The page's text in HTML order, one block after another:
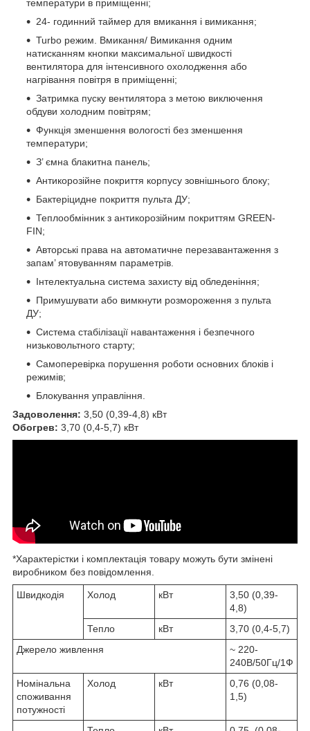
температури в приміщенні;
24- годинний таймер для вмикання і вимикання;
Turbo режим. Вмикання/ Вимикання одним
натисканням кнопки максимальної швидкості
вентилятора для інтенсивного охолодження або
нагрівання повітря в приміщенні;
Затримка пуску вентилятора з метою виключення
обдуви холодним повітрям;
Функція зменшення вологості без зменшення
температури;
З’ ємна блакитна панель;
Антикорозійне покриття корпусу зовнішнього блоку;
Бактеріцидне покриття пульта ДУ;
Теплообмінник з антикорозійним покриттям GREEN-
FIN;
Авторські права на автоматичне перезавантаження з
запам’ ятовуванням параметрів.
Інтелектуальна система захисту від обледеніння;
Примушувати або вимкнути розмороження з пульта
ДУ;
Система стабілізації навантаження і безпечного
низьковольтного старту;
Самоперевірка порушення роботи основних блоків і
режимів;
Блокування управління.
Задоволення: 3,50 (0,39-4,8) кВт
Обогрев: 3,70 (0,4-5,7) кВт
*Характерістки і комплектація товару можуть бути змінені
виробником без повідомлення.
Швидкодія Холод кВт
3,50 (0,39-
4,8)
Тепло
кВт
3,70 (0,4-5,7)
Джерело живлення
~ 220-
240В/50Гц/1Ф
Номінальна
споживання
потужності
Холод кВт
0,76 (0,08-
1,5)